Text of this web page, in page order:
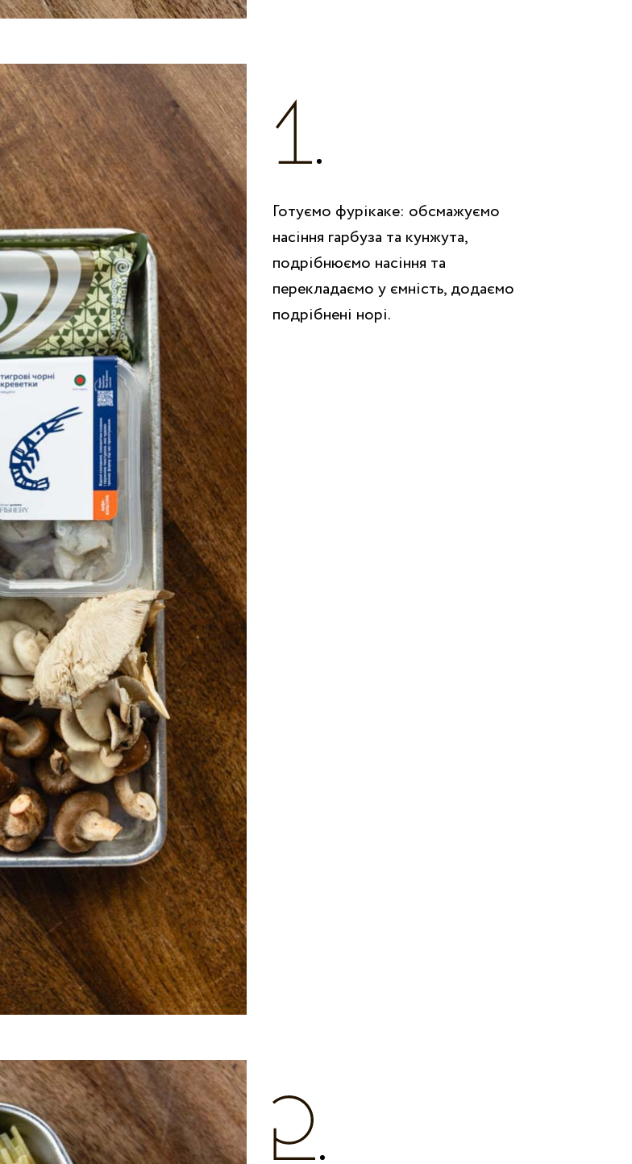
Готуємо фурікаке: обсмажуємо
насіння гарбуза та кунжута,
подрібнюємо насіння та
перекладаємо у ємність, додаємо
подрібнені норі.